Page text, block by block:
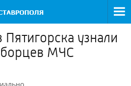
узнали
МЧС